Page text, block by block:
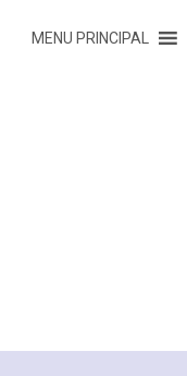
MENU PRINCIPAL